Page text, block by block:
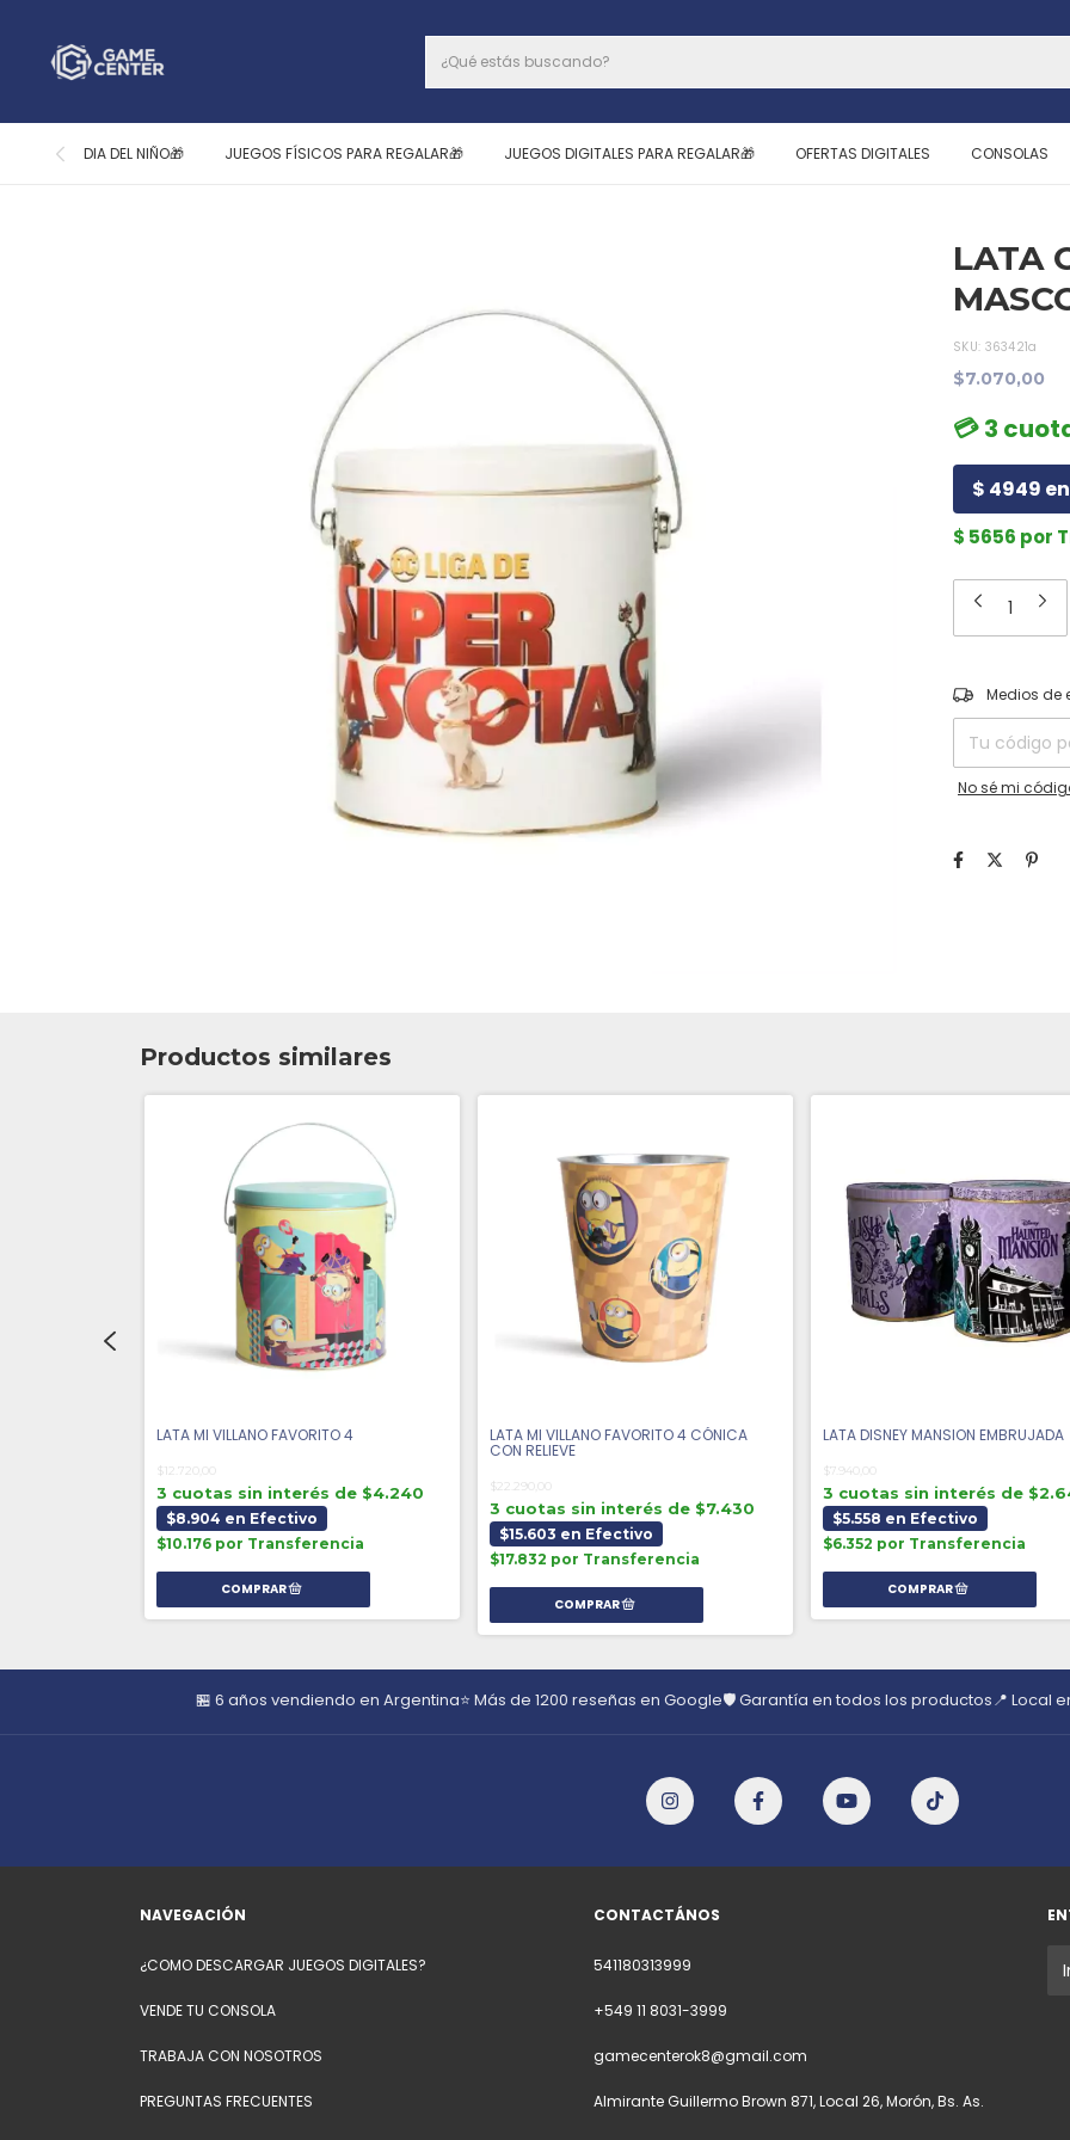
DIA DEL NIÑO🎁 JUEGOS FÍSICOS PARA REGALAR🎁 JUEGOS DIGITALES PARA REGALAR🎁 OFERTAS DIGITALES CONSOLAS
LATA
SKU: 363421a
$7.070,00
💳 3
$ 4949
$ 5656 por
Entregas para
Medios de
No sé mi
Productos similares
LATA MI VILLANO FAVORITO 4
$12.720,00
3 cuotas sin interés de $4.240
$8.904 en Efectivo
$10.176 por Transferencia
LATA MI VILLANO FAVORITO 4 CÓNICA
CON RELIEVE
$22.290,00
3 cuotas sin interés de $7.430
$15.603 en Efectivo
$17.832 por Transferencia
LATA DISNEY MANSION EMBRUJADA
$7.940,00
3 cuotas sin interés de
$5.558 en Efectivo
$6.352 por Transferencia
🏪 6 años vendiendo en Argentina⭐ Más de 1200 reseñas en Google🛡️ Garantía en todos los productos📍 Local
NAVEGACIÓN
¿COMO DESCARGAR JUEGOS DIGITALES?
VENDE TU CONSOLA
TRABAJA CON NOSOTROS
PREGUNTAS FRECUENTES
CONTACTÁNOS
541180313999
+549 11 8031-3999
gamecenterok8@gmail.com
Almirante Guillermo Brown 871, Local 26, Morón, Bs. As.